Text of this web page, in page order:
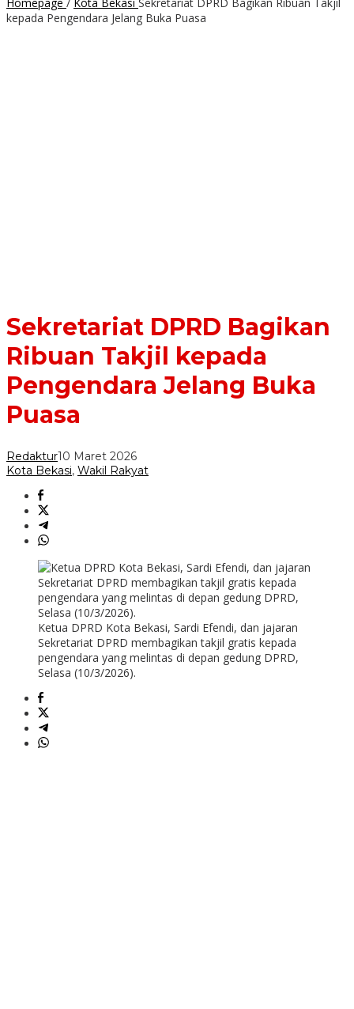
Homepage / Kota Bekasi Sekretariat DPRD Bagikan Ribuan Takjil
kepada Pengendara Jelang Buka Puasa
Sekretariat DPRD Bagikan
Ribuan Takjil kepada
Pengendara Jelang Buka
Puasa
Redaktur10 Maret 2026
Kota Bekasi, Wakil Rakyat
Ketua DPRD Kota Bekasi, Sardi Efendi, dan jajaran
Sekretariat DPRD membagikan takjil gratis kepada
pengendara yang melintas di depan gedung DPRD,
Selasa (10/3/2026).